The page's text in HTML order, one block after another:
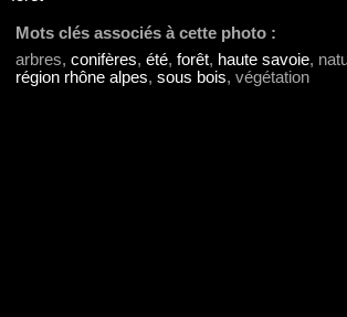
Mots clés associés à cette photo :
arbres, conifères, été, forêt, haute savoie,
région rhône alpes, sous bois, végétation